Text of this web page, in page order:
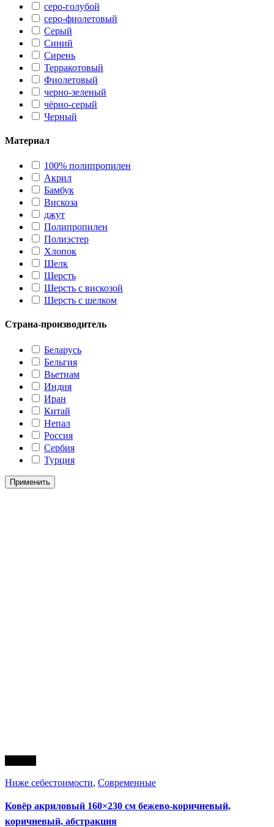
серо-голубой
серо-фиолетовый
Серый
Синий
Сирень
Терракотовый
Фиолетовый
черно-зеленый
чёрно-серый
Черный
Материал
100% полипропилен
Акрил
Бамбук
Вискоза
джут
Полипропилен
Полиэстер
Хлопок
Шелк
Шерсть
Шерсть с вискозой
Шерсть с шелком
Страна-производитель
Беларусь
Бельгия
Вьетнам
Индия
Иран
Китай
Непал
Россия
Сербия
Турция
Применить
Ниже себестоимости, Современные
Ковёр акриловый 160×230 см бежево-коричневый,
коричневый, абстракция